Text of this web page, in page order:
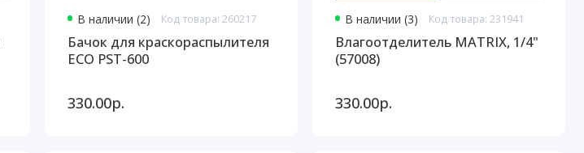
В наличии (2) Код товара: 260217
Бачок для краскораспылителя
ECO PST-600
330.00р.
В наличии (3) Код товара: 231941
Влагоотделитель MATRIX, 1/4"
(57008)
330.00р.